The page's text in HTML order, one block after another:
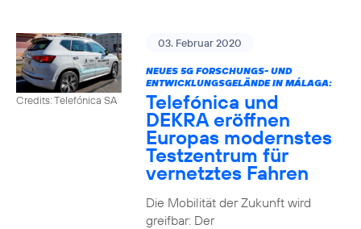
Credits: Telefónica SA
03. Februar 2020
NEUES 5G FORSCHUNGS- UND
ENTWICKLUNGSGELÄNDE IN MÁLAGA:
Telefónica und
DEKRA eröffnen
Europas modernstes
Testzentrum für
vernetztes Fahren
Die Mobilität der Zukunft wird
greifbar: Der